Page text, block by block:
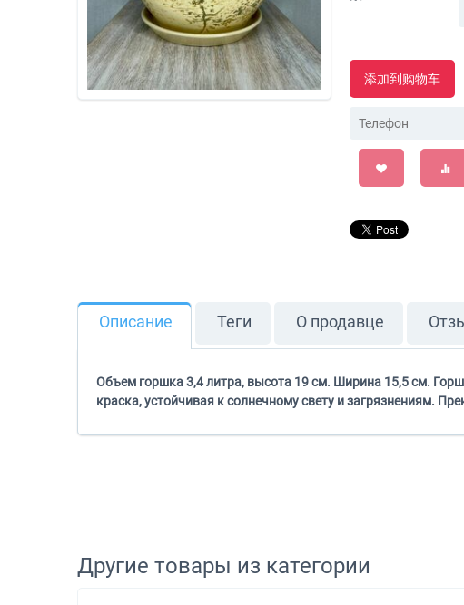
添加到购物车
Описание Теги О продавце
Объем горшка 3,4 литра, высота 19 см. Ширина 15,5 см.
краска, устойчивая к солнечному свету и загрязнениям.
Другие товары из категории